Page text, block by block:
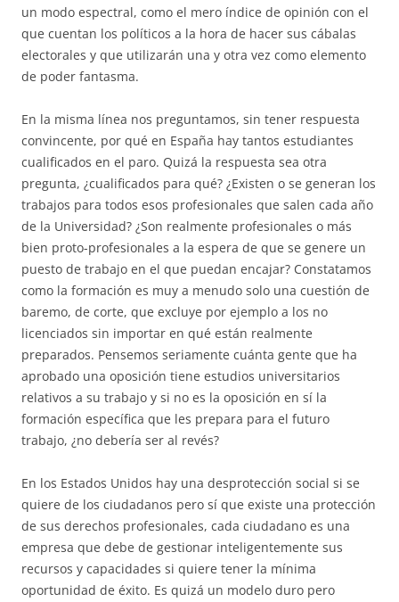
un modo espectral, como el mero índice de opinión con el
que cuentan los políticos a la hora de hacer sus cábalas
electorales y que utilizarán una y otra vez como elemento
de poder fantasma.
En la misma línea nos preguntamos, sin tener respuesta
convincente, por qué en España hay tantos estudiantes
cualificados en el paro. Quizá la respuesta sea otra
pregunta, ¿cualificados para qué? ¿Existen o se generan los
trabajos para todos esos profesionales que salen cada año
de la Universidad? ¿Son realmente profesionales o más
bien proto-profesionales a la espera de que se genere un
puesto de trabajo en el que puedan encajar? Constatamos
como la formación es muy a menudo solo una cuestión de
baremo, de corte, que excluye por ejemplo a los no
licenciados sin importar en qué están realmente
preparados. Pensemos seriamente cuánta gente que ha
aprobado una oposición tiene estudios universitarios
relativos a su trabajo y si no es la oposición en sí la
formación específica que les prepara para el futuro
trabajo, ¿no debería ser al revés?
En los Estados Unidos hay una desprotección social si se
quiere de los ciudadanos pero sí que existe una protección
de sus derechos profesionales, cada ciudadano es una
empresa que debe de gestionar inteligentemente sus
recursos y capacidades si quiere tener la mínima
oportunidad de éxito. Es quizá un modelo duro pero